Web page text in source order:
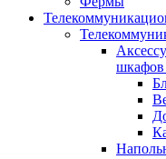
шкафов